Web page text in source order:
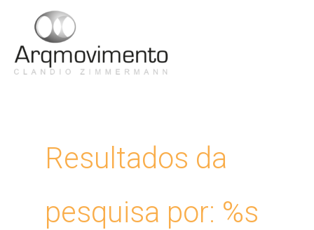
conteúdo
Resultados da
pesquisa por: %s